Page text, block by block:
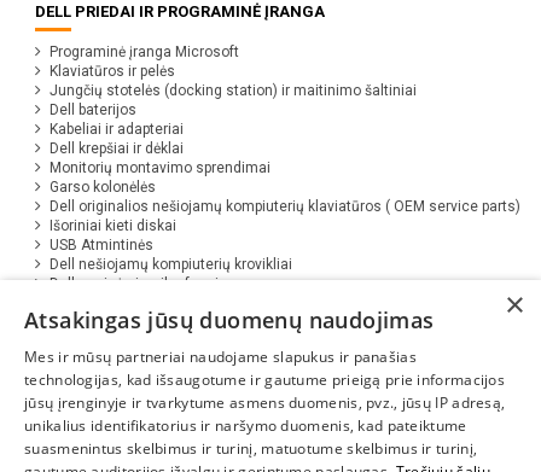
DELL PRIEDAI IR PROGRAMINĖ ĮRANGA
Programinė įranga Microsoft
Klaviatūros ir pelės
Jungčių stotelės (docking station) ir maitinimo šaltiniai
Dell baterijos
Kabeliai ir adapteriai
Dell krepšiai ir dėklai
Monitorių montavimo sprendimai
Garso kolonėlės
Dell originalios nešiojamų kompiuterių klaviatūros ( OEM service parts)
Išoriniai kieti diskai
USB Atmintinės
Dell nešiojamų kompiuterių krovikliai
Dell ausinės ir mikrofonai
Papildomi įrankiai
×
Atsakingas jūsų duomenų naudojimas
Mes ir mūsų partneriai naudojame slapukus ir panašias
technologijas, kad išsaugotume ir gautume prieigą prie informacijos
jūsų įrenginyje ir tvarkytume asmens duomenis, pvz., jūsų IP adresą,
unikalius identifikatorius ir naršymo duomenis, kad pateiktume
suasmenintus skelbimus ir turinį, matuotume skelbimus ir turinį,